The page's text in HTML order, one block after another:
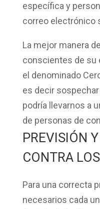
específica y
correo electrónico
La mejor manera
conscientes de su
el denominado
es decir
podría llevarnos a
de personas de
PREVISIÓN
CONTRA
Para una correcta
necesarios cada